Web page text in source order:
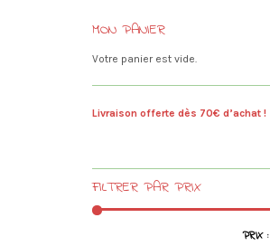
MON PANIER
Votre panier est vide.
Livraison offerte dès 70€ d’achat !
FILTRER PAR PRIX
PRIX